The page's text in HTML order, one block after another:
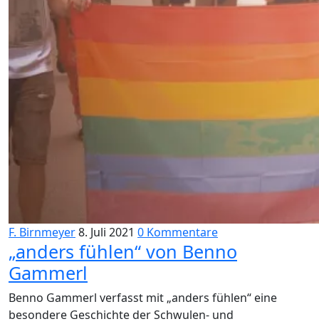
F. Birnmeyer8. Juli 2021 0 Kommentare
„anders fühlen“ von Benno
Gammerl
Benno Gammerl verfasst mit „anders fühlen“ eine
besondere Geschichte der Schwulen- und